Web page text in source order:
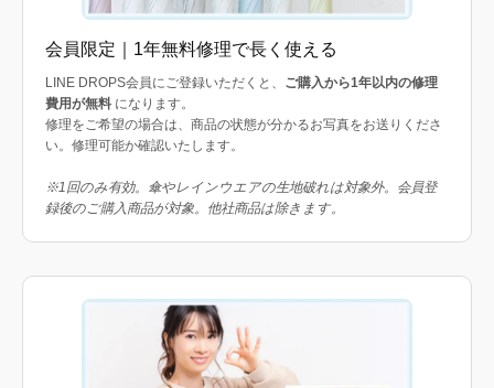
会員限定｜1年無料修理で長く使える
LINE DROPS会員にご登録いただくと、 ご購入から1年以内の修理
費用が無料 になります。
修理をご希望の場合は、商品の状態が分かるお写真をお送りくださ
い。修理可能か確認いたします。
※1回のみ有効。傘やレインウエアの生地破れは対象外。会員登
録後のご購入商品が対象。他社商品は除きます。